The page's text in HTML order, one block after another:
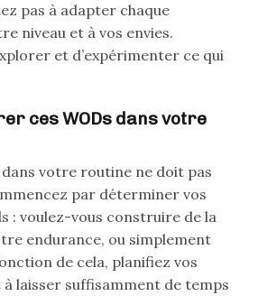
pas à adapter chaque
niveau et à vos envies.
et d’expérimenter ce qui
ces WODs dans votre
votre routine ne doit pas
par déterminer vos
: voulez-vous construire de la
endurance, ou simplement
de cela, planifiez vos
à laisser suffisamment de temps